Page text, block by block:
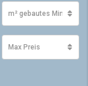
m² gebautes Minimum
Max Preis